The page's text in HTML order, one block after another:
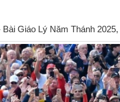
Giáo Lý Năm Thánh